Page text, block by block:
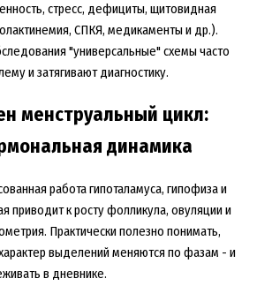
стресс, дефициты, щитовидная
СПКЯ, медикаменты и др.).
"универсальные" схемы часто
и затягивают диагностику.
менструальный цикл:
динамика
работа гипоталамуса, гипофиза и
приводит к росту фолликула, овуляции и
Практически полезно понимать,
выделений меняются по фазам - и
в дневнике.